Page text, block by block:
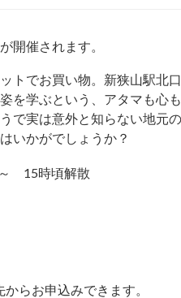
開催されます。
トでお買い物。新狭山駅北
を学ぶという、アタマも心
で実は意外と知らない地元
いかがでしょうか？
15時頃解散
らお申込みできます。